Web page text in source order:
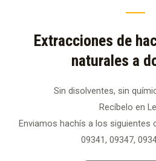
Extracciones de
naturales a
Sin disolventes, sin
Recíbelo en
Enviamos hachís a los siguientes
09341, 09347,